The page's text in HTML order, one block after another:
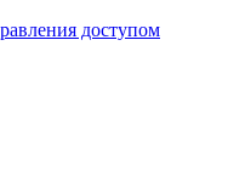
доступом